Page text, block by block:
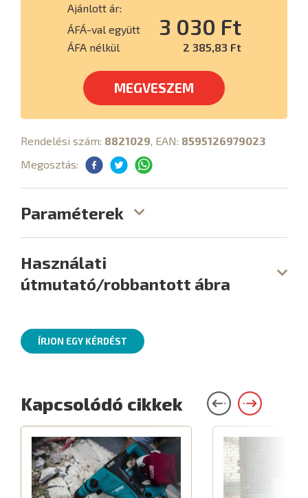
Ajánlott ár:
ÁFÁ-val együtt
3 030 Ft
ÁFA nélkül 2 385,83 Ft
MEGVESZEM
Rendelési szám: 8821029 , EAN: 8595126979023
Megosztás:
Paraméterek
Használati
útmutató/robbantott ábra
ÍRJON EGY KÉRDÉST
Kapcsolódó cikkek